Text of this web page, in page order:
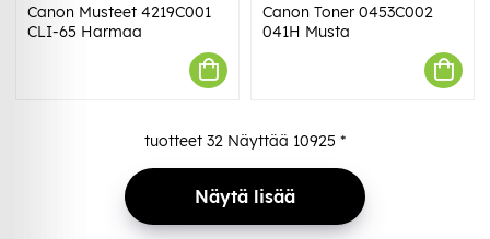
Canon Musteet 4219C001
CLI-65 Harmaa
Canon Toner 0453C002
041H Musta
tuotteet 32 Näyttää 10925 *
Näytä lisää